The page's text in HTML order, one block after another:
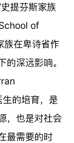
提芬斯家族
of
在卑诗省作
深远影响。
生的培育，是
，也是对社会
最需要的时